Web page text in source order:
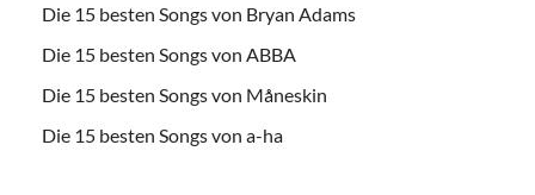
Die 15 besten Songs von Bryan Adams
Die 15 besten Songs von ABBA
Die 15 besten Songs von Måneskin
Die 15 besten Songs von a-ha